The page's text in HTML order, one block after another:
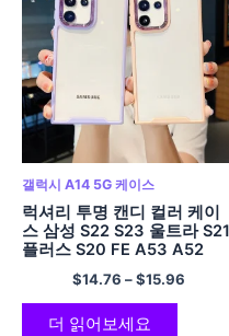
갤럭시 A14 5G 케이스
럭셔리 투명 캔디 컬러 케이
스 삼성 S22 S23 울트라 S21
플러스 S20 FE A53 A52
A13 A54 A14 A23 A34
A32 A33 5G 소프트 커버
$14.76 –$15.96
더 읽어보세요